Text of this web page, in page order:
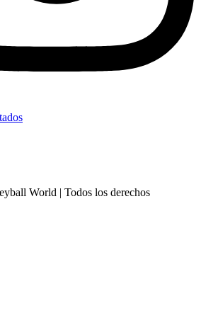
World | Todos los derechos